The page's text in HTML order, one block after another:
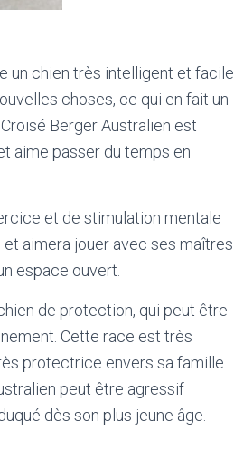
un chien très intelligent et facile
choses, ce qui en fait un
Berger Australien est
aime passer du temps en
et de stimulation mentale
aimera jouer avec ses maîtres
espace ouvert.
de protection, qui peut être
Cette race est très
protectrice envers sa famille
peut être agressif
dès son plus jeune âge.